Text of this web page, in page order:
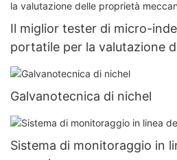
Il miglior tester di micro-
portatile per la valutazione
meccaniche - Zhanghua
Galvanotecnica di nichel
Sistema di monitoraggio in